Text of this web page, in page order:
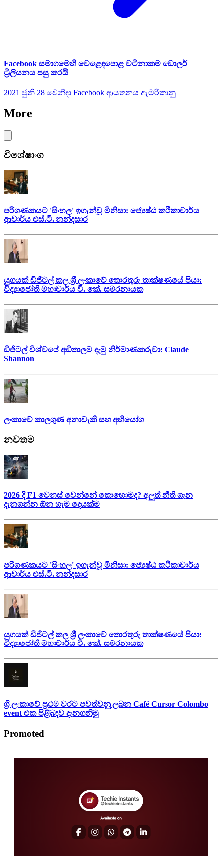
Facebook සමාගමෙහි වෙළෙඳපොළ වටිනාකම ඩොලර්
ට්‍රිලියනය පසු කරයි
2021 ජුනි 28 වෙනිදා Facebook ආයතනය ඇමරිකානු
More
විශේෂාංග
පරිගණකයට 'සිංහල' ඉගැන්වූ මිනිසා: ජ්‍යෙෂ්ඨ කථිකාචාර්ය
ආචාර්ය එස්.ටී. නන්දසාර
යුගයක් ඩිජිටල් කල ශ්‍රී ලංකාවේ තොරතුරු තාක්ෂණයේ පියා:
විද්‍යාජෝති මහාචාර්ය වී. කේ. සමරනායක
ඩිජිටල් විශ්වයේ අඩිතාලම දැමු නිර්මාණකරුවා: Claude
Shannon
ලංකාවේ කාලගුණ අනාවැකි සහ අභියෝග
නවතම
2026 දී F1 වෙනස් වෙන්නේ කොහොමද? අලුත් නීති ගැන
දැනගන්න ඕන හැම දෙයක්ම
පරිගණකයට 'සිංහල' ඉගැන්වූ මිනිසා: ජ්‍යෙෂ්ඨ කථිකාචාර්ය
ආචාර්ය එස්.ටී. නන්දසාර
යුගයක් ඩිජිටල් කල ශ්‍රී ලංකාවේ තොරතුරු තාක්ෂණයේ පියා:
විද්‍යාජෝති මහාචාර්ය වී. කේ. සමරනායක
ශ්‍රී ලංකාවේ ප්‍රථම වරට පවත්වනු ලබන Café Cursor Colombo
event එක පිළිබඳව දැනගනිමු
Promoted